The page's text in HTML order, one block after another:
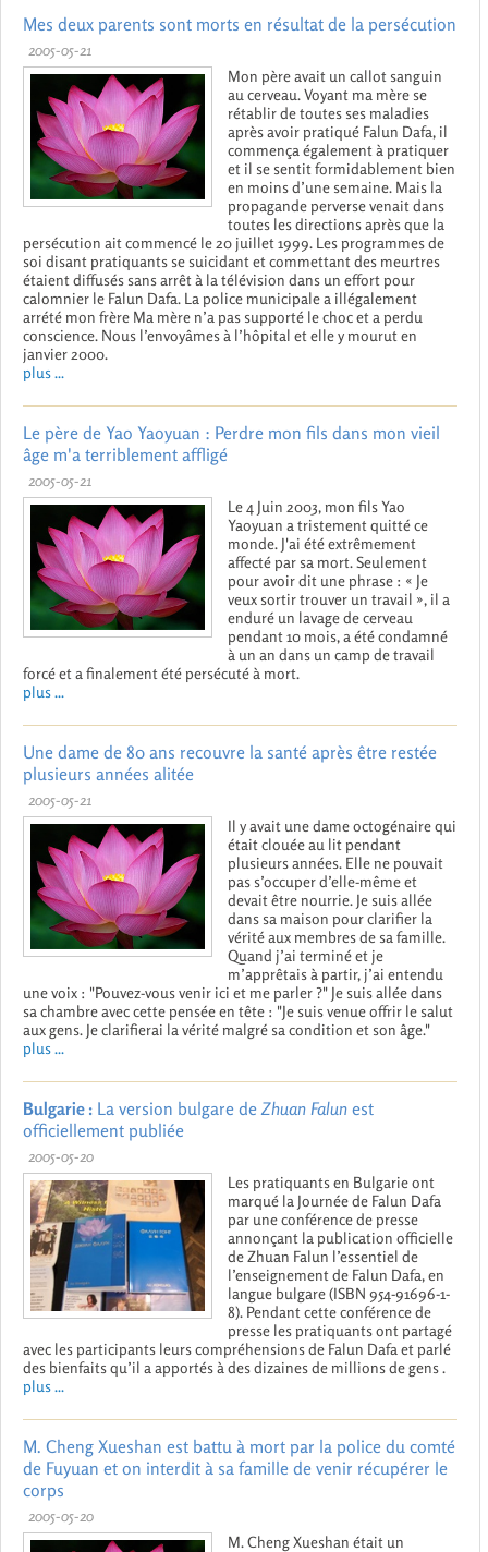
Mes deux parents sont morts en résultat de la persécution
2005-05-21
Mon père avait un callot sanguin
au cerveau. Voyant ma mère se
rétablir de toutes ses maladies
après avoir pratiqué Falun Dafa, il
commença également à pratiquer
et il se sentit formidablement bien
en moins d’une semaine. Mais la
propagande perverse venait dans
toutes les directions après que la
persécution ait commencé le 20 juillet 1999. Les programmes de
soi disant pratiquants se suicidant et commettant des meurtres
étaient diffusés sans arrêt à la télévision dans un effort pour
calomnier le Falun Dafa. La police municipale a illégalement
arrété mon frère Ma mère n’a pas supporté le choc et a perdu
conscience. Nous l’envoyâmes à l’hôpital et elle y mourut en
janvier 2000.
plus ...
Le père de Yao Yaoyuan : Perdre mon fils dans mon vieil
âge m'a terriblement affligé
2005-05-21
Le 4 Juin 2003, mon fils Yao
Yaoyuan a tristement quitté ce
monde. J'ai été extrêmement
affecté par sa mort. Seulement
pour avoir dit une phrase : « Je
veux sortir trouver un travail », il a
enduré un lavage de cerveau
pendant 10 mois, a été condamné
à un an dans un camp de travail
forcé et a finalement été persécuté à mort.
plus ...
Une dame de 80 ans recouvre la santé après être restée
plusieurs années alitée
2005-05-21
Il y avait une dame octogénaire qui
était clouée au lit pendant
plusieurs années. Elle ne pouvait
pas s’occuper d’elle-même et
devait être nourrie. Je suis allée
dans sa maison pour clarifier la
vérité aux membres de sa famille.
Quand j’ai terminé et je
m’apprêtais à partir, j’ai entendu
une voix : "Pouvez-vous venir ici et me parler ?" Je suis allée dans
sa chambre avec cette pensée en tête : "Je suis venue offrir le salut
aux gens. Je clarifierai la vérité malgré sa condition et son âge."
plus ...
Bulgarie : La version bulgare deZhuan Falun est
officiellement publiée
2005-05-20
Les pratiquants en Bulgarie ont
marqué la Journée de Falun Dafa
par une conférence de presse
annonçant la publication officielle
de Zhuan Falun l’essentiel de
l’enseignement de Falun Dafa, en
langue bulgare (ISBN 954-91696-1-
8). Pendant cette conférence de
presse les pratiquants ont partagé
avec les participants leurs compréhensions de Falun Dafa et parlé
des bienfaits qu’il a apportés à des dizaines de millions de gens .
plus ...
M. Cheng Xueshan est battu à mort par la police du comté
de Fuyuan et on interdit à sa famille de venir récupérer le
corps
2005-05-20
M. Cheng Xueshan était un